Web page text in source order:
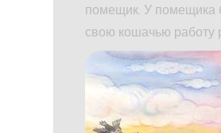
помещик. У помещика
свою кошачью